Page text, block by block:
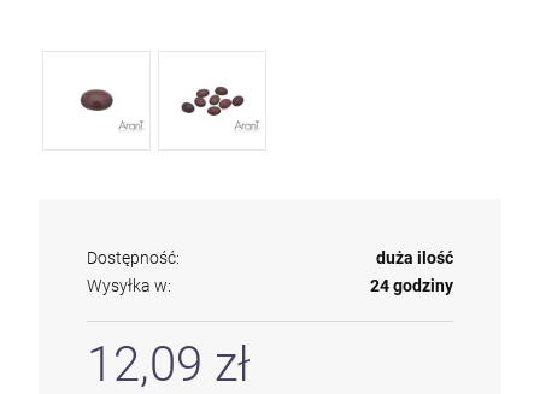
Dostępność:
duża ilość
Wysyłka w:
24 godziny
12,09 zł